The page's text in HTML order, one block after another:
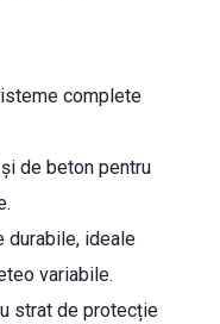
complete
de beton pentru
ideale
variabile.
strat de protecție